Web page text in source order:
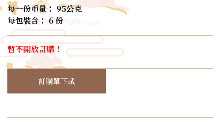
每一份重量： 95公克
每包裝含： 6 份
暫不開放訂購！
訂購單下載